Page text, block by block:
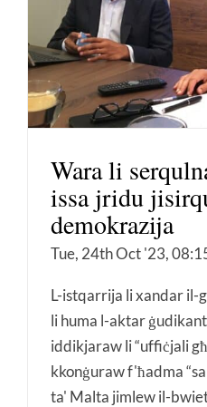
Wara li
issa jridu
demokrazija
Tue, 24th Oct '23,
L-istqarrija li xandar il-
li huma l-aktar
iddikjaraw li “uffiċjali
kkonġuraw f'ħadma
ta' Malta jimlew il-